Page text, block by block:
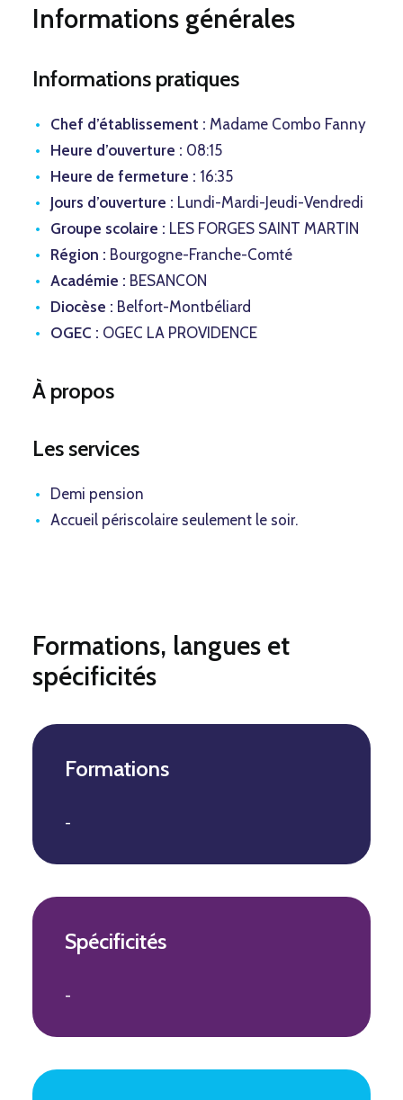
Informations générales
Informations pratiques
Chef d’établissement : Madame Combo Fanny
Heure d’ouverture : 08:15
Heure de fermeture : 16:35
Jours d’ouverture : Lundi-Mardi-Jeudi-Vendredi
Groupe scolaire : LES FORGES SAINT MARTIN
Région : Bourgogne-Franche-Comté
Académie : BESANCON
Diocèse : Belfort-Montbéliard
OGEC : OGEC LA PROVIDENCE
À propos
Les services
Demi pension
Accueil périscolaire seulement le soir.
Formations, langues et
spécificités
Formations
-
Spécificités
-